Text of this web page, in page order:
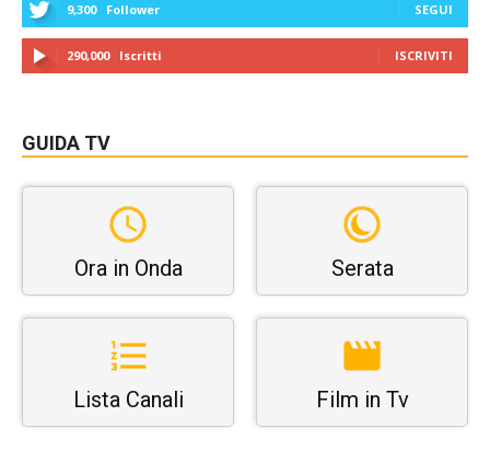
9,300 Follower SEGUI
290,000 Iscritti ISCRIVITI
GUIDA TV
Ora in Onda Serata
Lista Canali Film in Tv